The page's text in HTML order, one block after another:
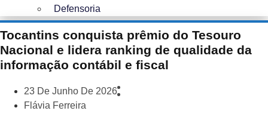
Defensoria
Tocantins conquista prêmio do Tesouro
Nacional e lidera ranking de qualidade da
informação contábil e fiscal
23 De Junho De 2026
Flávia Ferreira